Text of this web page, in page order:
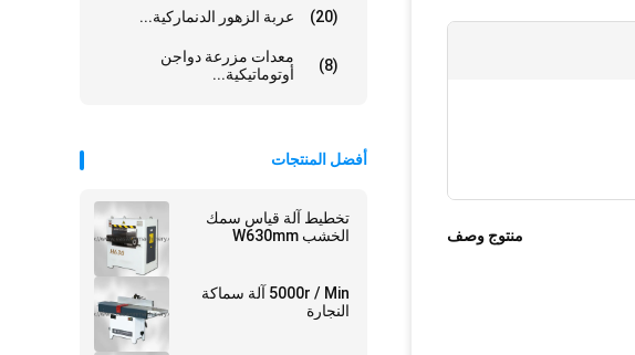
عربة الزهور الدنماركية... (20)
معدات مزرعة دواجن
أوتوماتيكية...
(8)
أفضل المنتجات
تخطيط آلة قياس سمك
الخشب W630mm
5000r / Min آلة سماكة
النجارة
منتوج وصف